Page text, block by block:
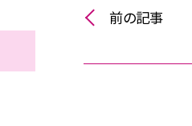
前の記事